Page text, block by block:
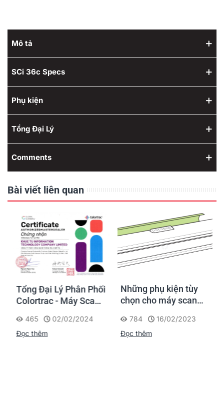
Mô tả
SCi 36c Specs
Phụ kiện
Tổng Đại Lý
Comments
Bài viết liên quan
Tổng Đại Lý Phân Phối
Colortrac - Máy Scan
Âu 465
02/02/2024
Đọc thêm
Những phụ kiện tùy
chọn cho máy scan
784
16/02/2023
Đọc thêm